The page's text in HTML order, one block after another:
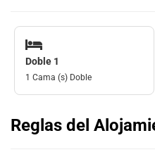
Doble 1
1 Cama (s) Doble
Reglas del